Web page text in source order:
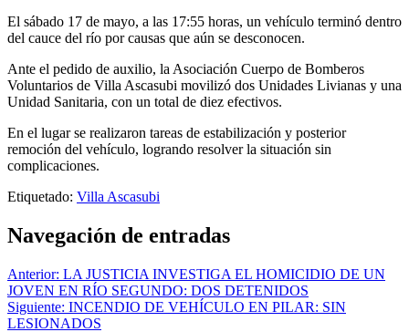
El sábado 17 de mayo, a las 17:55 horas, un vehículo terminó dentro
del cauce del río por causas que aún se desconocen.
Ante el pedido de auxilio, la Asociación Cuerpo de Bomberos
Voluntarios de Villa Ascasubi movilizó dos Unidades Livianas y una
Unidad Sanitaria, con un total de diez efectivos.
En el lugar se realizaron tareas de estabilización y posterior
remoción del vehículo, logrando resolver la situación sin
complicaciones.
Etiquetado: Villa Ascasubi
Navegación de entradas
Anterior: LA JUSTICIA INVESTIGA EL HOMICIDIO DE UN
JOVEN EN RÍO SEGUNDO: DOS DETENIDOS
Siguiente: INCENDIO DE VEHÍCULO EN PILAR: SIN
LESIONADOS